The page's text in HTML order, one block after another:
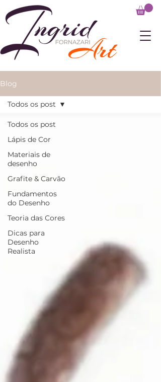
Blog
Todos os post
Lápis de Cor
Materiais de
desenho
Grafite & Carvão
Fundamentos
do Desenho
Teoria das Cores
Dicas para
Desenho
Realista
Todos os post